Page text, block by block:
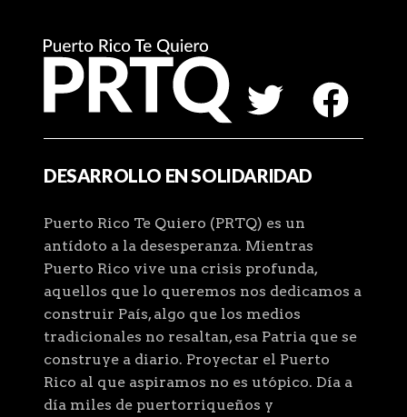
DESARROLLO EN SOLIDARIDAD
Puerto Rico Te Quiero (PRTQ) es un
antídoto a la desesperanza. Mientras
Puerto Rico vive una crisis profunda,
aquellos que lo queremos nos dedicamos a
construir País, algo que los medios
tradicionales no resaltan, esa Patria que se
construye a diario. Proyectar el Puerto
Rico al que aspiramos no es utópico. Día a
día miles de puertorriqueños y